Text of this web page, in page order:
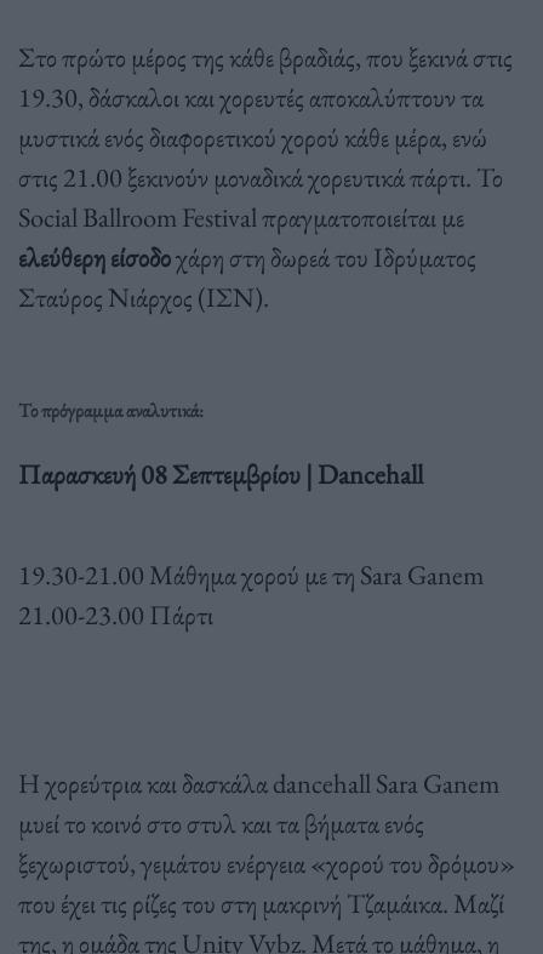
Στο πρώτο μέρος της κάθε βραδιάς, που ξεκινά στις
19.30, δάσκαλοι και χορευτές αποκαλύπτουν τα
μυστικά ενός διαφορετικού χορού κάθε μέρα, ενώ
στις 21.00 ξεκινούν μοναδικά χορευτικά πάρτι. Το
Social Ballroom Festival πραγματοποιείται με
ελεύθερη είσοδοχάρη στη δωρεά του Ιδρύματος
Σταύρος Νιάρχος (ΙΣΝ).
Το πρόγραμμα αναλυτικά:
Παρασκευή 08 Σεπτεμβρίου | Dancehall
19.30-21.00 Μάθημα χορού με τη Sara Ganem
21.00-23.00 Πάρτι
Η χορεύτρια και δασκάλα dancehall Sara Ganem
μυεί το κοινό στο στυλ και τα βήματα ενός
ξεχωριστού, γεμάτου ενέργεια «χορού του δρόμου»
που έχει τις ρίζες του στη μακρινή Τζαμάικα. Μαζί
της, η ομάδα της Unity Vybz. Μετά το μάθημα, η